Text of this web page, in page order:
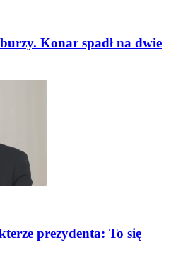
Konar spadł na dwie
prezydenta: To się